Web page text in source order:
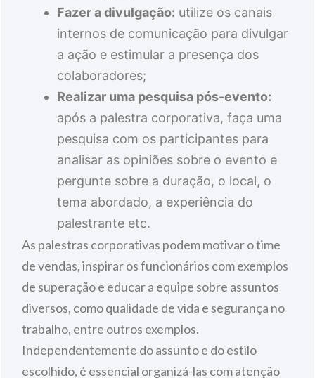
Fazer a divulgação: utilize os canais
internos de comunicação para divulgar
a ação e estimular a presença dos
colaboradores;
Realizar uma pesquisa pós-evento:
após a palestra corporativa, faça uma
pesquisa com os participantes para
analisar as opiniões sobre o evento e
pergunte sobre a duração, o local, o
tema abordado, a experiência do
palestrante etc.
As palestras corporativas podem motivar o time
de vendas, inspirar os funcionários com exemplos
de superação e educar a equipe sobre assuntos
diversos, como qualidade de vida e segurança no
trabalho, entre outros exemplos.
Independentemente do assunto e do estilo
escolhido, é essencial organizá-las com atenção